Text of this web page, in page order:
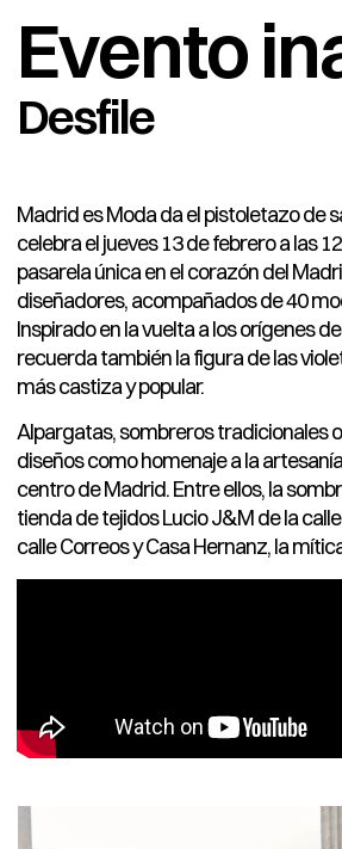
Evento
Desfile
Madrid es Moda da el pistoletazo de
celebra el jueves 13 de febrero a las
pasarela única en el corazón del
diseñadores, acompañados de 40
Inspirado en la vuelta a los orígenes
recuerda también la figura de las
más castiza y popular.
Alpargatas, sombreros tradicionales
diseños como homenaje a la
centro de Madrid. Entre ellos, la
tienda de tejidos Lucio J&M de la
calle Correos y Casa Hernanz, la